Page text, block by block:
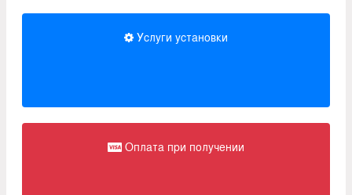
Услуги установки
Оплата при получении